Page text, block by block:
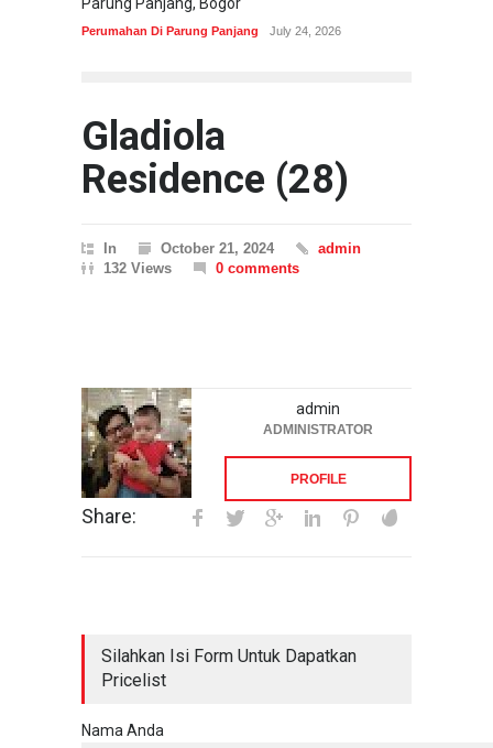
Perumahan Di Parung Panjang July 24, 2026
Gladiola
Residence (28)
In October 21, 2024
admin
132 Views
0 comments
admin
ADMINISTRATOR
PROFILE
Share:
Silahkan Isi Form Untuk Dapatkan
Pricelist
Nama Anda